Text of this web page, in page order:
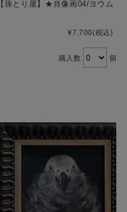
【珠とり屋】★肖像画04/ヨウム
¥7,700(税込)
購入数 個